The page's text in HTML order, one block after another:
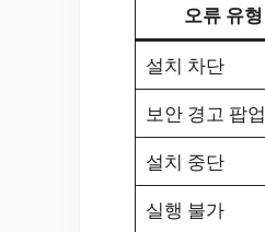
오류 유형
설치 차단
보안 경고 팝업
설치 중단
실행 불가